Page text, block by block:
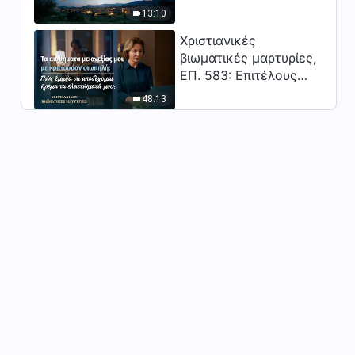
3:35
3:49
Χριστιανικός χορός «Είσαι η
αληθινή μου ζωή»
13:10
48:13
Χριστιανικές
βιωματικές μαρτυρίες,
ΕΠ. 583: Επιτέλους
κατωτερότητας